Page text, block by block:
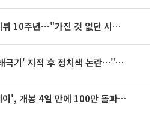
임영웅, 어느덧 데뷔 10주년⋯"가진 것 없던 시절, 내 앞엔 20명의 팬뿐"
김희철, '뒤집힌 태극기' 지적 후 정치색 논란…"좌우 떠나 우리나라 국기"
놀란 감독 '오디세이', 개봉 4일 만에 100만 돌파⋯'왕사남' 보다 빠르다